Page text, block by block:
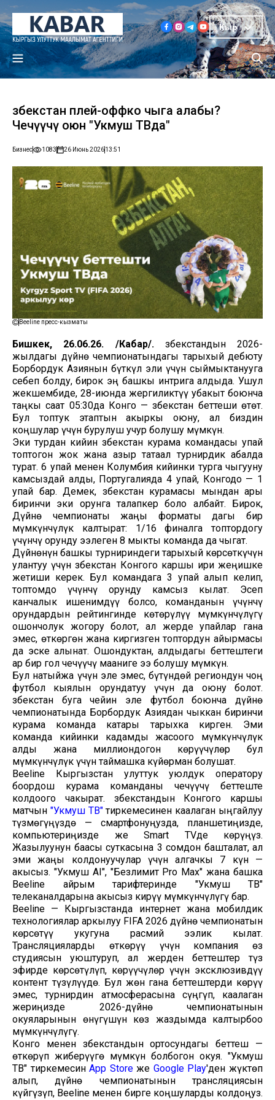
Кыр
Өзбекстан плей-оффко чыга алабы?
Чечүүчү оюн "Укмуш ТВда"
Бизнес 1083 26 Июнь 202613:51
Beeline пресс-кызматы
Бишкек, 26.06.26. /Кабар/. Өзбекстандын 2026-
жылдагы дүйнө чемпионатындагы тарыхый дебюту
Борбордук Азиянын бүткүл эли үчүн сыймыктанууга
себеп болду, бирок эң башкы интрига алдыда. Ушул
жекшембиде, 28-июнда жергиликтүү убакыт боюнча
таңкы саат 05:30да Конго — Өзбекстан беттеши өтөт.
Бул топтук этаптын акыркы оюну, ал биздин
коңшулар үчүн бурулуш учур болушу мүмкүн.
Эки турдан кийин Өзбекстан курама командасы упай
топтогон жок жана азыр татаал турнирдик абалда
турат. 6 упай менен Колумбия кийинки турга чыгууну
камсыздай алды, Португалияда 4 упай, Конгодо — 1
упай бар. Демек, Өзбекстан курамасы мындан ары
биринчи эки орунга талапкер боло албайт. Бирок,
Дүйнө чемпионаты жаңы форматы дагы бир
мүмкүнчүлүк калтырат: 1/16 финалга топтордогу
үчүнчү орунду ээлеген 8 мыкты команда да чыгат.
Дүйнөнүн башкы турнириндеги тарыхый көрсөткүчүн
улантуу үчүн Өзбекстан Конгого каршы ири жеңишке
жетиши керек. Бул командага 3 упай алып келип,
топтомдо үчүнчү орунду камсыз кылат. Эсеп
канчалык ишенимдүү болсо, команданын үчүнчү
орундардын рейтингинде көтөрүлүү мүмкүнчүлүгү
ошончолук жогору болот, ал жерде упайлар гана
эмес, өткөргөн жана киргизген топтордун айырмасы
да эске алынат. Ошондуктан, алдыдагы беттештеги
ар бир гол чечүүчү мааниге ээ болушу мүмкүн.
Бул натыйжа үчүн эле эмес, бүтүндөй региондун чоң
футбол кыялын орундатуу үчүн да оюну болот.
Өзбекстан буга чейин эле футбол боюнча дүйнө
чемпионатында Борбордук Азиядан чыккан биринчи
курама команда катары тарыхка кирген. Эми
команда кийинки кадамды жасоого мүмкүнчүлүк
алды жана миллиондогон көрүүчүлөр бул
мүмкүнчүлүк үчүн таймашка күйөрман болушат.
Beeline Кыргызстан улуттук уюлдук оператору
боордош курама команданы чечүүчү беттеште
колдоого чакырат. Өзбекстандын Конгого каршы
матчын "Укмуш ТВ"тиркемесинен каалаган ыңгайлуу
түзмөгүңүздө — смартфонуңузда, планшетиңизде,
компьютериңизде же Smart TVде көрүңүз.
Жазылуунун баасы суткасына 3 сомдон башталат, ал
эми жаңы колдонуучулар үчүн алгачкы 7 күн —
акысыз. "Укмуш AI", "Безлимит Pro Max" жана башка
Beeline айрым тарифтеринде "Укмуш ТВ"
телеканалдарына акысыз кирүү мүмкүнчүлүгү бар.
Beeline — Кыргызстанда интернет жана мобилдик
технологиялар аркылуу FIFA 2026 дүйнө чемпионатын
көрсөтүү укугуна расмий ээлик кылат.
Трансляцияларды өткөрүү үчүн компания өз
студиясын уюштуруп, ал жерден беттештер түз
эфирде көрсөтүлүп, көрүүчүлөр үчүн эксклюзивдүү
контент түзүлүүдө. Бул жөн гана беттештерди көрүү
эмес, турнирдин атмосферасына сүңгүп, каалаган
жериңизде 2026-дүйнө чемпионатынын
окуяларынын өнүгүшүн көз жаздымда калтырбоо
мүмкүнчүлүгү.
Конго менен Өзбекстандын ортосундагы беттеш —
өткөрүп жиберүүгө мүмкүн болбогон окуя. "Укмуш
ТВ" тиркемесинApp Storeже Google Play'ден жүктөп
алып, дүйнө чемпионатынын трансляциясын
күйгүзүп, Beeline менен бирге коңшуларды колдоңуз.